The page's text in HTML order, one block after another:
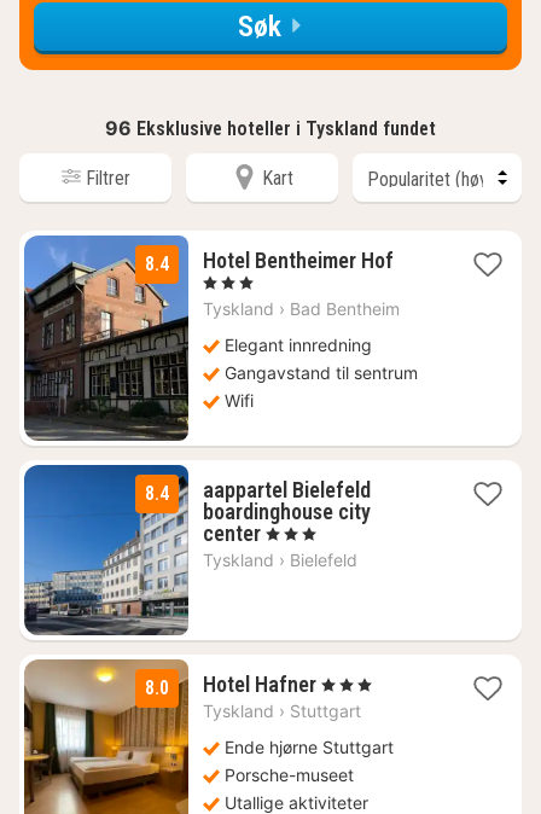
Søk
96 Eksklusive hoteller i Tyskland fundet
Filtrer Kart
8.4 Hotel Bentheimer Hof1
fra
, 3 Stjerner
Tyskland › Bad Bentheim
Elegant innredning
Gangavstand til sentrum
Wifi
8.4
aappartel Bielefeld
boardinghouse city
center1
natt
, 3 Stjerner
Tyskland › Bielefeld
8.0 Hotel Hafner1
natt
fra
660
kr.
, 3 Stjerner
Tyskland › Stuttgart
Ende hjørne Stuttgart
Porsche-museet
Utallige aktiviteter